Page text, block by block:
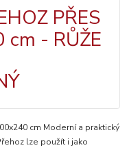
cm Moderní a praktický
lze použít i jako